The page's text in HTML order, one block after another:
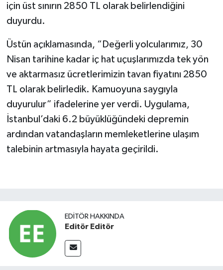
için üst sınırın 2850 TL olarak belirlendiğini
duyurdu.
Üstün açıklamasında, “Değerli yolcularımız, 30
Nisan tarihine kadar iç hat uçuşlarımızda tek yön
ve aktarmasız ücretlerimizin tavan fiyatını 2850
TL olarak belirledik. Kamuoyuna saygıyla
duyurulur” ifadelerine yer verdi. Uygulama,
İstanbul’daki 6.2 büyüklüğündeki depremin
ardından vatandaşların memleketlerine ulaşım
talebinin artmasıyla hayata geçirildi.
EDITÖR HAKKINDA
Editör Editör